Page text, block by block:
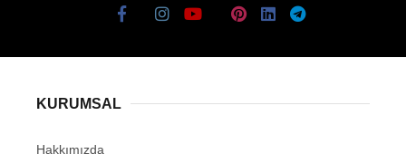
KURUMSAL
Hakkımızda